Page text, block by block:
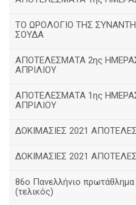
ΤΟ ΩΡΟΛΟΓΙΟ ΤΗΣ
ΣΟΥΔΑ
ΑΠΟΤΕΛΕΣΜΑΤΑ 2ης
ΑΠΡΙΛΙΟΥ
ΑΠΟΤΕΛΕΣΜΑΤΑ 1ης
ΑΠΡΙΛΙΟΥ
ΔΟΚΙΜΑΣΙΕΣ 2021
ΔΟΚΙΜΑΣΙΕΣ 2021
86ο Πανελλήνιο
(τελικός)